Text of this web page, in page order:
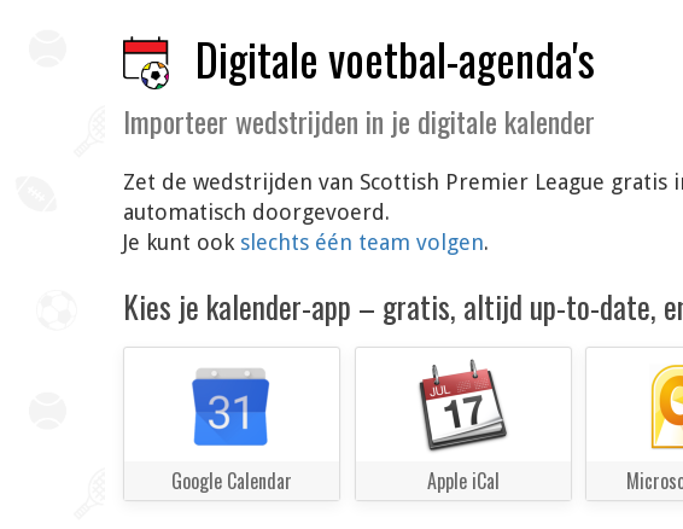
Digitale voetbal-agenda's
Importeer wedstrijden in je digitale kalender
Zet de wedstrijden van Scottish Premier League gratis
automatisch doorgevoerd.
Je kunt ook slechts één team volgen.
Kies je kalender-app – gratis, altijd up-to-date,
Google Calendar Apple iCal